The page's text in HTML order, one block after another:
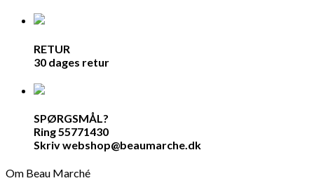
RETUR
30 dages retur
SPØRGSMÅL?
Ring 55771430
Skriv webshop@beaumarche.dk
Om Beau Marché